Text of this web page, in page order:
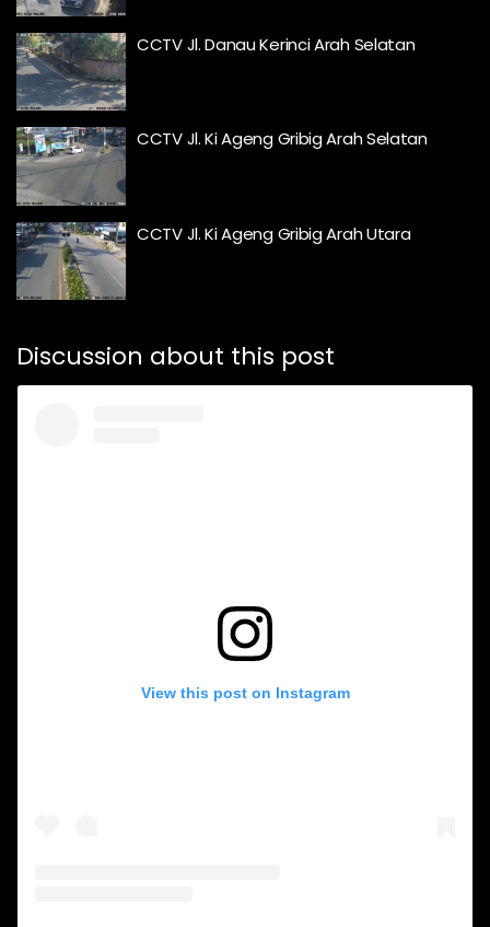
CCTV Jl. Danau Kerinci Arah Selatan
CCTV Jl. Ki Ageng Gribig Arah Selatan
CCTV Jl. Ki Ageng Gribig Arah Utara
Discussion about this post
View this post on Instagram